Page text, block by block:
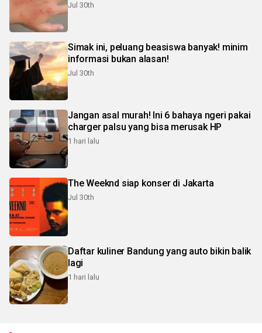
Jul 30th
Simak ini, peluang beasiswa banyak! minim
informasi bukan alasan!
Jul 30th
Jangan asal murah! Ini 6 bahaya ngeri pakai
charger palsu yang bisa merusak HP
1 hari lalu
The Weeknd siap konser di Jakarta
Jul 30th
Daftar kuliner Bandung yang auto bikin balik
lagi
1 hari lalu